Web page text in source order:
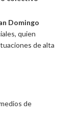
Domingo
quien
de alta
de